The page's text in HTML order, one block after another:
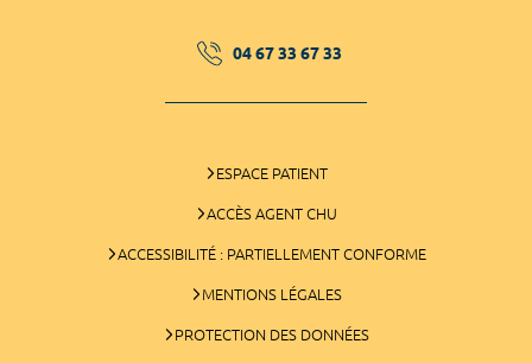
04 67 33 67 33
ESPACE PATIENT
ACCÈS AGENT CHU
ACCESSIBILITÉ : PARTIELLEMENT CONFORME
MENTIONS LÉGALES
PROTECTION DES DONNÉES